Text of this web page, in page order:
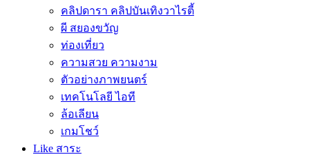
คลิปดารา คลิปบันเทิงวาไรตี้
ผี สยองขวัญ
ท่องเที่ยว
ความสวย ความงาม
ตัวอย่างภาพยนตร์
เทคโนโลยี ไอที
ล้อเลียน
เกมโชว์
Like สาระ